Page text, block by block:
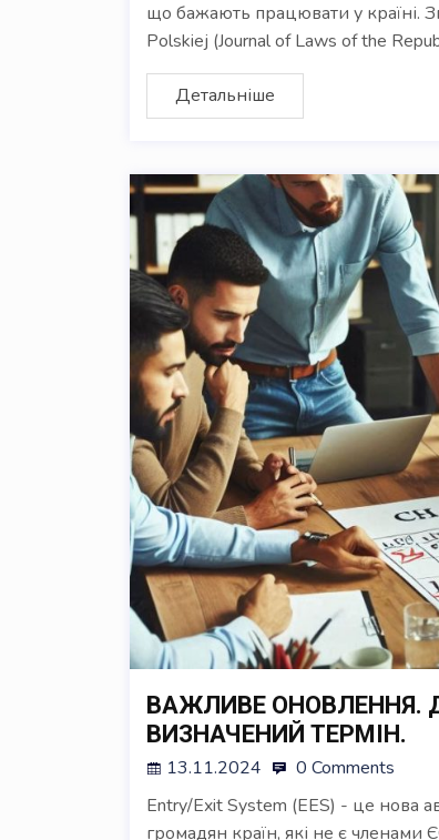
що бажають працювати у країні.
Polskiej (Journal of Laws of the
Детальніше
ВАЖЛИВЕ ОНОВЛЕННЯ.
ВИЗНАЧЕНИЙ ТЕРМІН.
13.11.2024
0 Comments
Entry/Exit System (EES) - це нова
громадян країн, які не є членами